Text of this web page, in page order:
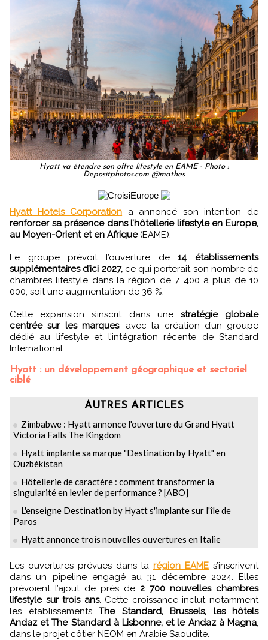
Hyatt va étendre son offre lifestyle en EAME - Photo :
Depositphotos.com @mathes
Hyatt Hotels Corporation a annoncé son intention de
renforcer sa présence dans l’hôtellerie lifestyle en Europe,
au Moyen-Orient et en Afrique(EAME).
Le groupe prévoit l’ouverture de14 établissements
supplémentaires d’ici 2027,ce qui porterait son nombre de
chambres lifestyle dans la région de 7 400 à plus de 10
000, soit une augmentation de 36 %.
Cette expansion s’inscrit dans une stratégie globale
centrée sur les marques, avec la création d’un groupe
dédié au lifestyle et l’intégration récente de Standard
International.
Hyatt : un développement géographique et sectoriel
ciblé
AUTRES ARTICLES
Zimbabwe : Hyatt annonce l'ouverture du Grand Hyatt
Victoria Falls The Kingdom
Hyatt implante sa marque "Destination by Hyatt" en
Ouzbékistan
Hôtellerie de caractère : comment transformer la
singularité en levier de performance ? [ABO]
L'enseigne Destination by Hyatt s'implante sur l'île de
Paros
Hyatt annonce trois nouvelles ouvertures en Italie
Les ouvertures prévues dans la région EAME s’inscrivent
dans un pipeline engagé au 31 décembre 2024. Elles
prévoient l’ajout de près de 2 700 nouvelles chambres
lifestyle sur trois ans. Cette croissance inclut notamment
les établissements The Standard, Brussels, les hôtels
Andaz et The Standard à Lisbonne, et le Andaz à Magna,
dans le projet côtier NEOM en Arabie Saoudite.